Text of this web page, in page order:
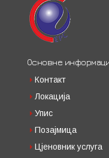
Основне
Контакт
Локација
Упис
Позајмица
Цјеновник услуга